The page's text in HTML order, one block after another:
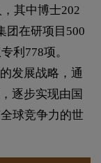
其中博士202
团在研项目500
利778项。
发展战略，通
逐步实现由国
球竞争力的世